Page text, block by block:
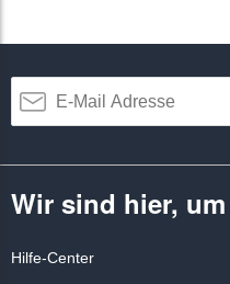
Wir sind hier,
Hilfe-Center